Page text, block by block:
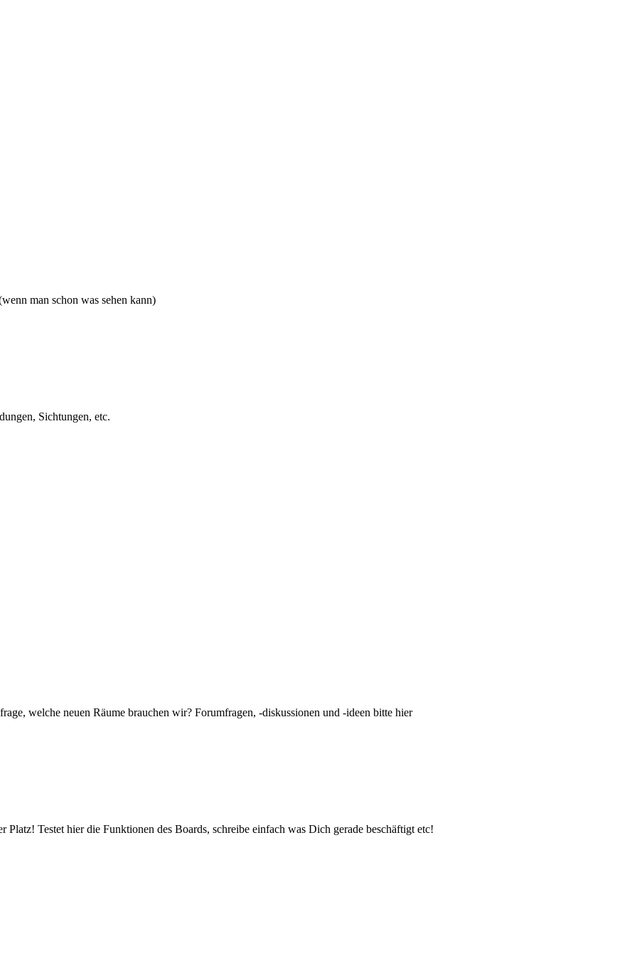
man schon was sehen kann)
Sichtungen, etc.
welche neuen Räume brauchen wir? Forumfragen, -diskussionen und -ideen bitte hier
Testet hier die Funktionen des Boards, schreibe einfach was Dich gerade beschäftigt etc!